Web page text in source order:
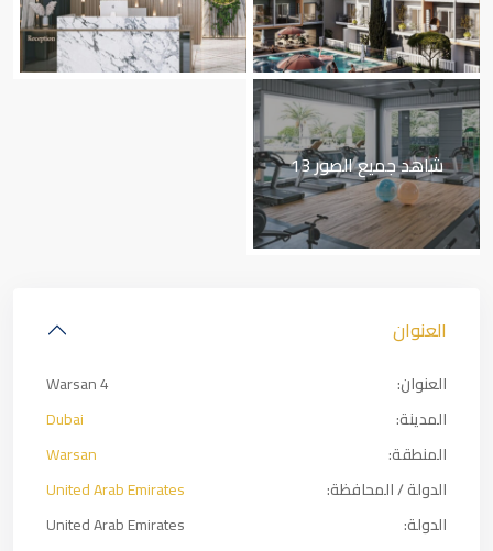
شاهد جميع الصور 13
العنوان
العنوان:
Warsan 4
المدينة:
Dubai
المنطقة:
Warsan
الدولة / المحافظة:
United Arab Emirates
الدولة:
United Arab Emirates